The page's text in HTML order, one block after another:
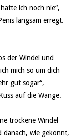
ich noch nie“,
langsam erregt.
der Windel und
mich so um dich
gut sogar“,
auf die Wange.
trockene Windel
danach, wie gekonnt,